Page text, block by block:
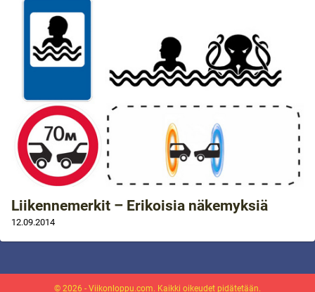
Liikennemerkit – Erikoisia näkemyksiä
12.09.2014
© 2026 - Viikonloppu.com. Kaikki oikeudet pidätetään.